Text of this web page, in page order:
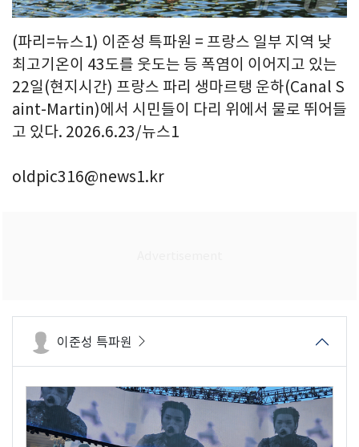
(파리=뉴스1) 이준성 특파원 = 프랑스 일부 지역 낮
최고기온이 43도를 웃도는 등 폭염이 이어지고 있는
22일(현지시간) 프랑스 파리 생마르탱 운하(Canal S
aint-Martin)에서 시민들이 다리 위에서 물로 뛰어들
고 있다. 2026.6.23/뉴스1
oldpic316@news1.kr
이준성 특파원